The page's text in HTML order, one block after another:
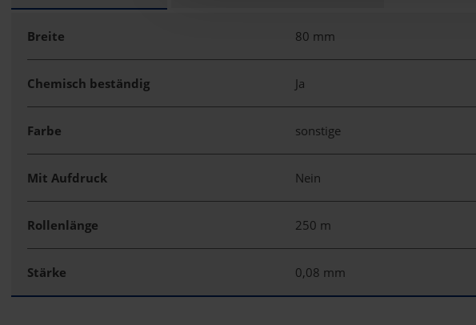
Breite 80 mm
Chemisch beständig Ja
Farbe sonstige
Mit Aufdruck Nein
Rollenlänge 250 m
Stärke 0,08 mm